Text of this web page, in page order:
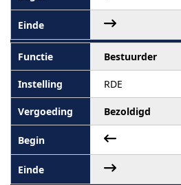
Bestuurder
RDE
Bezoldigd